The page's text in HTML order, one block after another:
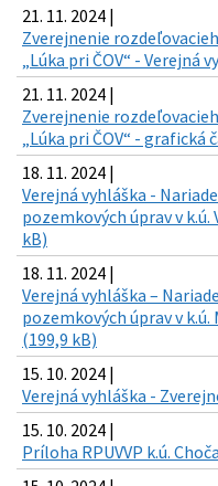
21. 11. 2024 |
Zverejnenie
„Lúka pri ČOV“ - Verejná
21. 11. 2024 |
Zverejnenie
„Lúka pri ČOV“ - grafická
18. 11. 2024 |
Verejná vyhláška -
pozemkových úprav v k.ú.
kB)
18. 11. 2024 |
Verejná vyhláška –
pozemkových úprav v
(199,9 kB)
15. 10. 2024 |
Verejná vyhláška -
15. 10. 2024 |
Príloha RPUVVP k.ú.